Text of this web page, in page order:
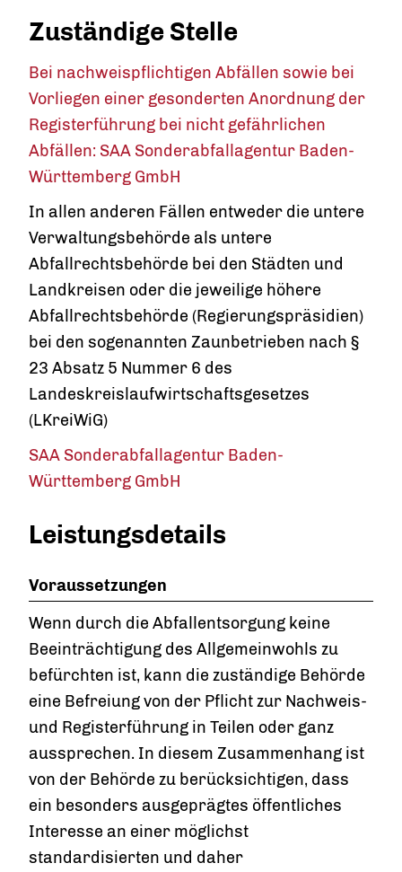
Zuständige Stelle
Bei nachweispflichtigen Abfällen sowie bei
Vorliegen einer gesonderten Anordnung der
Registerführung bei nicht gefährlichen
Abfällen: SAA Sonderabfallagentur Baden-
Württemberg GmbH
In allen anderen Fällen entweder die untere
Verwaltungsbehörde als untere
Abfallrechtsbehörde bei den Städten und
Landkreisen oder die jeweilige höhere
Abfallrechtsbehörde (Regierungspräsidien)
bei den sogenannten Zaunbetrieben nach §
23 Absatz 5 Nummer 6 des
Landeskreislaufwirtschaftsgesetzes
(LKreiWiG)
SAA Sonderabfallagentur Baden-
Württemberg GmbH
Leistungsdetails
Voraussetzungen
Wenn durch die Abfallentsorgung keine
Beeinträchtigung des Allgemeinwohls zu
befürchten ist, kann die zuständige Behörde
eine Befreiung von der Pflicht zur Nachweis-
und Registerführung in Teilen oder ganz
aussprechen. In diesem Zusammenhang ist
von der Behörde zu berücksichtigen, dass
ein besonders ausgeprägtes öffentliches
Interesse an einer möglichst
standardisierten und daher